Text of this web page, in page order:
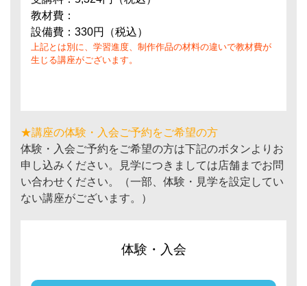
教材費：
設備費：330円（税込）
上記とは別に、学習進度、制作作品の材料の違いで教材費が
生じる講座がございます。
★講座の体験・入会ご予約をご希望の方
体験・入会ご予約をご希望の方は下記のボタンよりお
申し込みください。見学につきましては店舗までお問
い合わせください。（一部、体験・見学を設定してい
ない講座がございます。）
体験・入会